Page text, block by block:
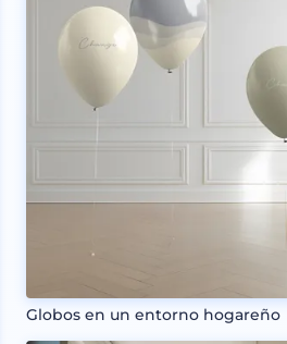
Globos en un entorno hogareño